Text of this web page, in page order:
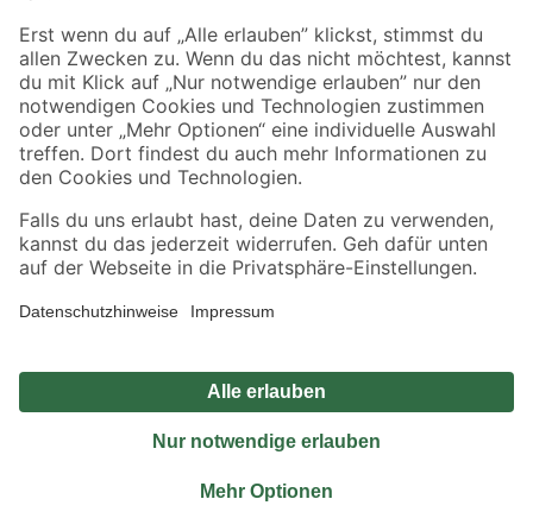
Sicher einkaufen
Jetzt die toom-App herunterladen
Alle Preisangaben in EUR inkl. gesetzl. MwSt.. Die dargestellten Angebote sind unter
Umständen nicht in allen Märkten verfügbar. Die angegebenen Verfügbarkeiten beziehen
Produkte nur solange der Vorrat reicht.
*Paketversand ab 59 € versandkostenfrei, gilt nicht für Artikel mit Speditionsversand, hier
Privatsphäre Impressum
Nutzungsbedingungen
Widerrufsrecht
Vertrag widerrufen
© 2026 toom Baumarkt GmbH